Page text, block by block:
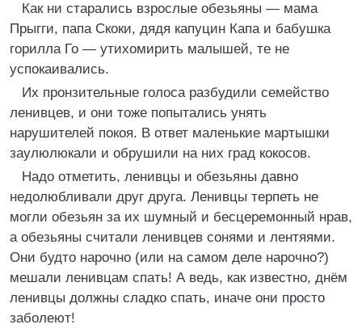
Как ни старались взрослые обезьяны — мама
Прыгги, папа Скоки, дядя капуцин Капа и бабушка
горилла Го — утихомирить малышей, те не
успокаивались.
Их пронзительные голоса разбудили семейство
ленивцев, и они тоже попытались унять
нарушителей покоя. В ответ маленькие мартышки
заулюлюкали и обрушили на них град кокосов.
Надо отметить, ленивцы и обезьяны давно
недолюбливали друг друга. Ленивцы терпеть не
могли обезьян за их шумный и бесцеремонный нрав,
а обезьяны считали ленивцев сонями и лентяями.
Они будто нарочно (или на самом деле нарочно?)
мешали ленивцам спать! А ведь, как известно, днём
ленивцы должны сладко спать, иначе они просто
заболеют!